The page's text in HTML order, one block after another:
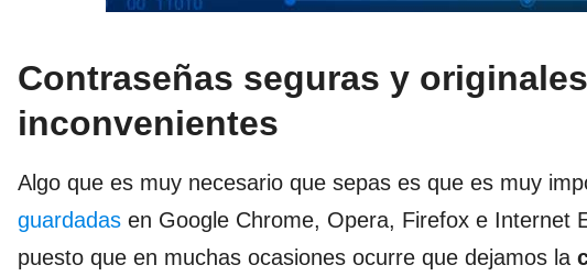
Contraseñas seguras y
inconvenientes
Algo que es muy necesario que sepas es que es muy
guardadas en Google Chrome, Opera, Firefox e Internet
puesto que en muchas ocasiones ocurre que dejamos la